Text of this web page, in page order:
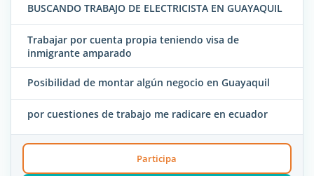
BUSCANDO TRABAJO DE ELECTRICISTA EN GUAYAQUIL
Trabajar por cuenta propia teniendo visa de
inmigrante amparado
Posibilidad de montar algún negocio en Guayaquil
por cuestiones de trabajo me radicare en ecuador
Participa